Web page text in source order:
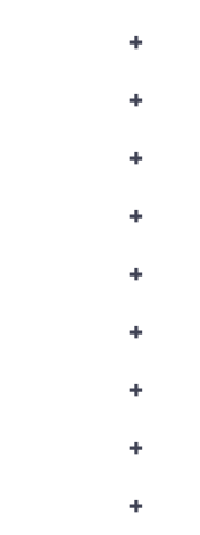
+
+
+
+
+
+
+
+
+